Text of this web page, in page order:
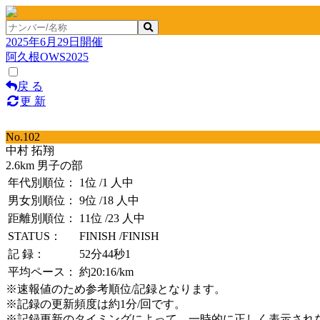
2025年6月29日開催
阿久根OWS2025
戻 る
更 新
No.102
中村 拓翔
2.6km 男子の部
年代別順位：
1位 /1 人中
男女別順位：
9位 /18 人中
距離別順位：
11位 /23 人中
STATUS：
FINISH /FINISH
記 録：
52分44秒1
平均ペース：
約20:16/km
※速報値のため参考順位/記録となります。
※記録の更新頻度は約1分/回です。